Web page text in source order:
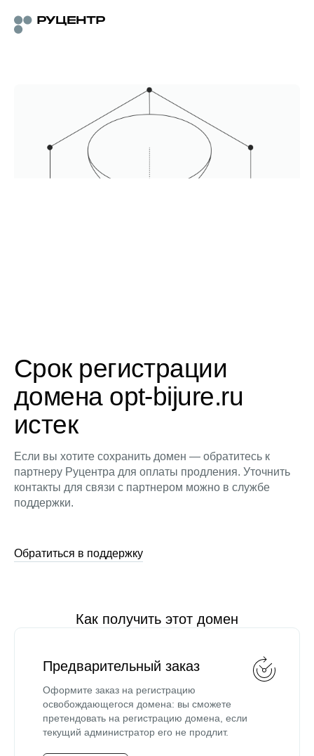
Срок регистрации
домена opt-bijure.ru
истек
Если вы хотите сохранить домен — обратитесь к
партнеру Руцентра для оплаты продления. Уточнить
контакты для связи с партнером можно в службе
поддержки.
Обратиться в поддержку
Как получить этот домен
Предварительный заказ
Оформите заказ на регистрацию
освобождающегося домена: вы сможете
претендовать на регистрацию домена, если
текущий администратор его не продлит.